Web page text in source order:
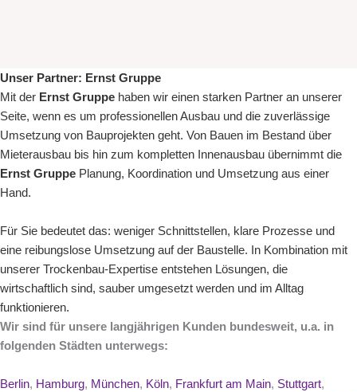
Unser Partner: Ernst Gruppe
Mit der Ernst Gruppe haben wir einen starken Partner an unserer
Seite, wenn es um professionellen Ausbau und die zuverlässige
Umsetzung von Bauprojekten geht. Von Bauen im Bestand über
Mieterausbau bis hin zum kompletten Innenausbau übernimmt die
Ernst Gruppe Planung, Koordination und Umsetzung aus einer
Hand.
Für Sie bedeutet das: weniger Schnittstellen, klare Prozesse und
eine reibungslose Umsetzung auf der Baustelle. In Kombination mit
unserer Trockenbau-Expertise entstehen Lösungen, die
wirtschaftlich sind, sauber umgesetzt werden und im Alltag
funktionieren.
Wir sind für unsere langjährigen Kunden bundesweit, u.a. in
folgenden Städten unterwegs:
Berlin, Hamburg, München, Köln, Frankfurt am Main, Stuttgart,